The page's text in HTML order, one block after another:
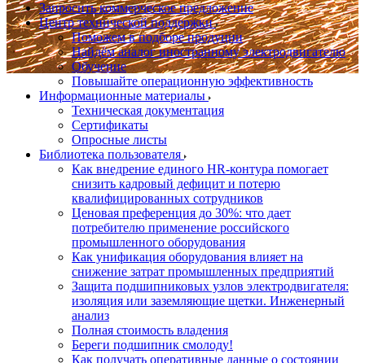
Запросить коммерческое предложение
Центр технической поддержки
Поможем в подборе продуции
Найдём аналог иностранному электродвигателю
Обучение
Повышайте операционную эффективность
Информационные материалы
Техническая документация
Сертификаты
Опросные листы
Библиотека пользователя
Как внедрение единого HR-контура помогает
снизить кадровый дефицит и потерю
квалифицированных сотрудников
Ценовая преференция до 30%: что дает
потребителю применение российского
промышленного оборудования
Как унификация оборудования влияет на
снижение затрат промышленных предприятий
Защита подшипниковых узлов электродвигателя:
изоляция или заземляющие щетки. Инженерный
анализ
Полная стоимость владения
Береги подшипник смолоду!
Как получать оперативные данные о состоянии